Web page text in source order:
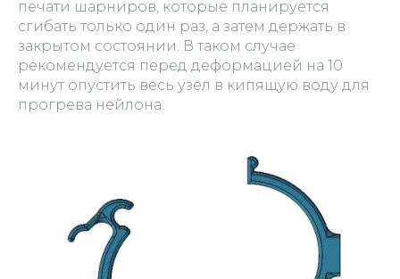
печати шарниров, которые планируется
сгибать только один раз, а затем держать в
закрытом состоянии. В таком случае
рекомендуется перед деформацией на 10
минут опустить весь узел в кипящую воду для
прогрева нейлона.